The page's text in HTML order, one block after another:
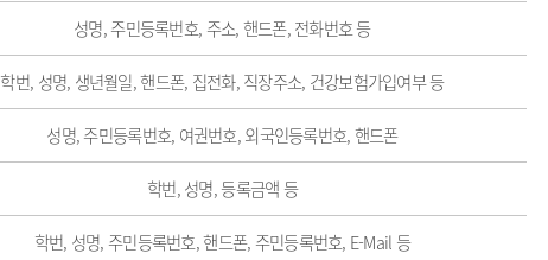
성명, 주민등록번호, 주소, 핸드폰, 전화번호 등
학번, 성명, 생년월일, 핸드폰, 집전화, 직장주소, 건강보험가입여부 등
성명, 주민등록번호, 여권번호, 외국인등록번호, 핸드폰
학번, 성명, 등록금액 등
학번, 성명, 주민등록번호, 핸드폰, 주민등록번호, E-Mail 등